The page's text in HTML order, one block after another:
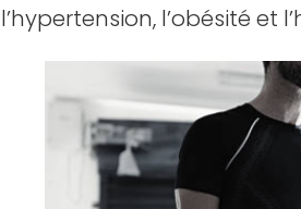
La confiance en soi
l’hypertension, l’obésité et